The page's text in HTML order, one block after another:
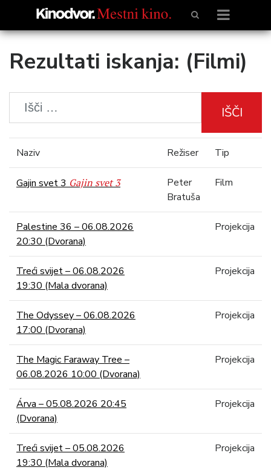
Rezultati iskanja: (Filmi)
IŠČI
Naziv Režiser Tip
Gajin svet 3 Gajin svet 3
Peter
Bratuša
Film
Palestine 36 – 06.08.2026
20:30 (Dvorana)
Projekcija
Treći svijet – 06.08.2026
19:30 (Mala dvorana)
Projekcija
The Odyssey – 06.08.2026
17:00 (Dvorana)
Projekcija
The Magic Faraway Tree –
06.08.2026 10:00 (Dvorana)
Projekcija
Árva – 05.08.2026 20:45
(Dvorana)
Projekcija
Treći svijet – 05.08.2026
19:30 (Mala dvorana)
Projekcija